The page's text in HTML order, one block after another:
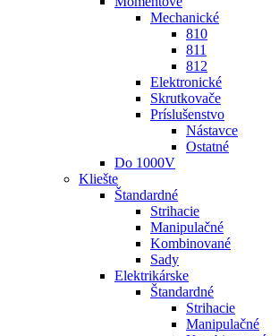
Mechanické
810
811
812
Elektronické
Skrutkovače
Príslušenstvo
Nástavce
Ostatné
Do 1000V
Kliešte
Štandardné
Strihacie
Manipulačné
Kombinované
Sady
Elektrikárske
Štandardné
Strihacie
Manipulačné